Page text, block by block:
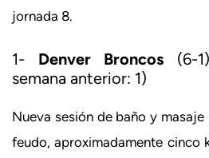
jornada 8.
1- Denver Broncos (6-
semana anterior: 1)
Nueva sesión de baño y
feudo, aproximadamente cinco